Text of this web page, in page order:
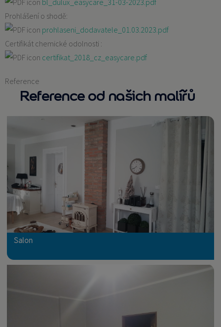
bl_dulux_easycare_31-03-2023.pdf
Prohlášení o shodě:
prohlaseni_dodavatele_01.03.2023.pdf
Certifikát chemické odolnosti :
certifikat_2018_cz_easycare.pdf
Reference
Reference od našich malířů
Salon